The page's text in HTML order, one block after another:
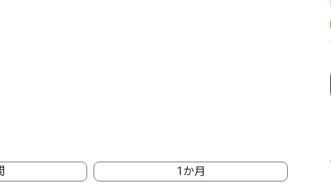
1か月